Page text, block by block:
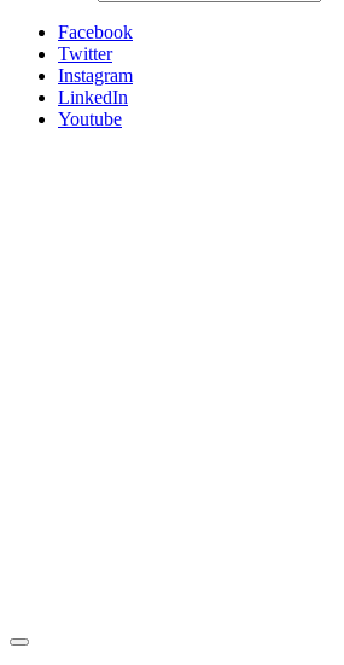
Facebook
Twitter
Instagram
LinkedIn
Youtube